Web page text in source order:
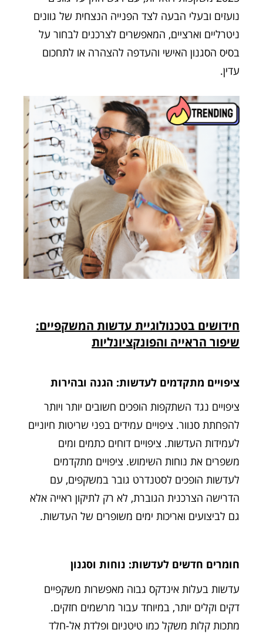
נועזים ובעלי הבעה לצד הפנייה הנצחית של גוונים
ניטרליים וארציים, המאפשרים לצרכנים לבחור על
בסיס הסגנון האישי והעדפה להצהרה או לתחכום
עדין.
חידושים בטכנולוגיית עדשות המשקפיים:
שיפור הראייה והפונקציונליות
ציפויים מתקדמים לעדשות: הגנה ובהירות
ציפויים נגד השתקפות הופכים חשובים יותר ויותר
להפחתת סנוור. ציפויים עמידים בפני שריטות חיוניים
לעמידות העדשות. ציפויים דוחים כתמים ומים
משפרים את נוחות השימוש. ציפויים מתקדמים
לעדשות הופכים לסטנדרט גובר במשקפים, עם
הדרישה הצרכנית הגוברת, לא רק לתיקון ראייה אלא
גם לביצועים ואריכות ימים משופרים של העדשות.
חומרים חדשים לעדשות: נוחות וסגנון
עדשות בעלות אינדקס גבוה מאפשרות משקפיים
דקים וקלים יותר, במיוחד עבור מרשמים חזקים.
מתכות קלות משקל כמו טיטניום ופלדת אל-חלד